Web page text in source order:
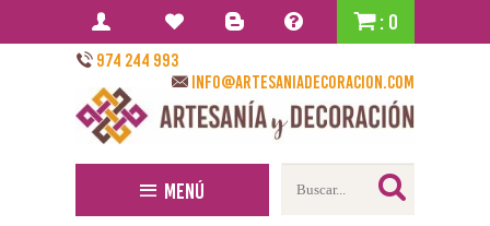
: 0
974 244 993
info@artesaniadecoracion.com
Menú